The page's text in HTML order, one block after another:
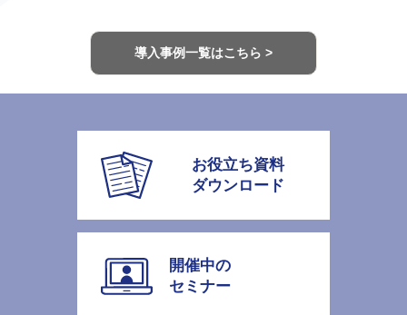
導入事例一覧はこちら >
お役立ち資料
ダウンロード
開催中の
セミナー